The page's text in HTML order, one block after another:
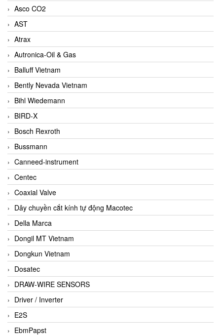
Asco CO2
AST
Atrax
Autronica-Oil & Gas
Balluff Vietnam
Bently Nevada Vietnam
Bihl Wiedemann
BIRD-X
Bosch Rexroth
Bussmann
Canneed-instrument
Centec
Coaxial Valve
Dây chuyền cắt kính tự động Macotec
Della Marca
Dongil MT Vietnam
Dongkun Vietnam
Dosatec
DRAW-WIRE SENSORS
Driver / Inverter
E2S
EbmPapst